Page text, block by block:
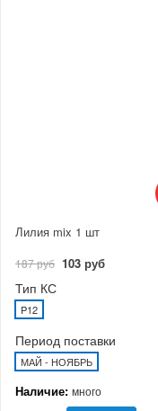
Лилия mix 1 шт
187 руб 103 руб
Тип КС
P12
Период поставки
МАЙ - НОЯБРЬ
Наличие: много